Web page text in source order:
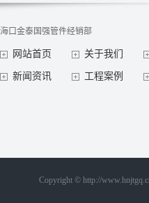
海口金泰国强管件经销部
网站首页 关于我们
新闻资讯 工程案例
Copyright © http://